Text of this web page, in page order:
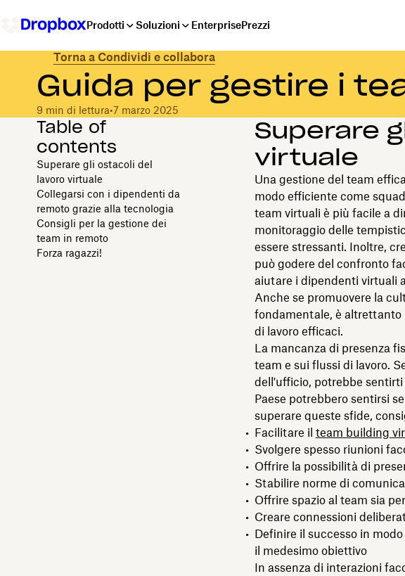
Prodotti Soluzioni EnterprisePrezzi
Torna a Condividi e collabora
Guida per gestire i
9 min di lettura•7 marzo 2025
Table of
contents
Superare gli ostacoli del
lavoro virtuale
Collegarsi con i dipendenti da
remoto grazie alla tecnologia
Consigli per la gestione dei
team in remoto
Forza ragazzi!
Superare
virtuale
Una gestione del team
modo efficiente come
team virtuali è più facile a
monitoraggio delle
essere stressanti. Inoltre,
può godere del confronto
aiutare i dipendenti virtuali
Anche se promuovere la
fondamentale, è altrettanto
di lavoro efficaci.
La mancanza di presenza
team e sui flussi di lavoro.
dell'ufficio, potrebbe
Paese potrebbero sentirsi
superare queste sfide,
Facilitare il team building
Svolgere spesso riunioni
Offrire la possibilità di
Stabilire norme di
Offrire spazio al team sia
Creare connessioni
Definire il successo in
il medesimo obiettivo
In assenza di interazioni